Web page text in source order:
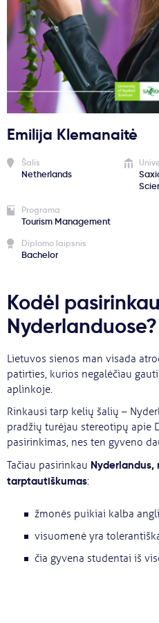
Svarbu
Paslaugos
Kodėl Kastu?
Naujienos
Emilija Klemanaitė
Šalis
Netherlands
Programa
Tourism Management
Diplomo laipsnis
Bachelor
Kodėl
Nyderlanduose?
Lietuvos sienos man visada
patirties, kurios negalėčiau
aplinkoje.
Rinkausi tarp kelių šalių –
pradžių turėjau stereotipų apie
pasirinkimas, nes ten gyveno
Tačiau pasirinkau Nyderlandus,
tarptautiškumas:
žmonės puikiai kalba
visuomenė yra
čia gyvena studentai iš